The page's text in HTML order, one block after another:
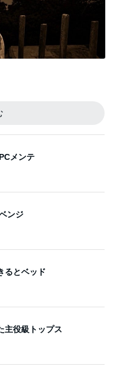
メンテ
ンジ
るとベッド
主役級トップス